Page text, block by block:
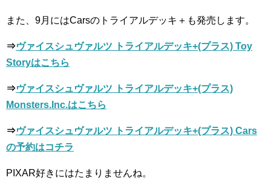
また、9月にはCarsのトライアルデッキ＋も発売します。
⇒ヴァイスシュヴァルツ トライアルデッキ+(プラス) Toy
Storyはこちら
⇒ヴァイスシュヴァルツ トライアルデッキ+(プラス)
Monsters.Inc.はこちら
⇒ヴァイスシュヴァルツ トライアルデッキ+(プラス) Cars
の予約はコチラ
PIXAR好きにはたまりませんね。